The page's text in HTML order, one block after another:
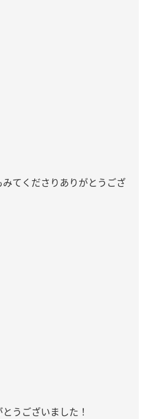
てくださりありがとうござ
うございました！